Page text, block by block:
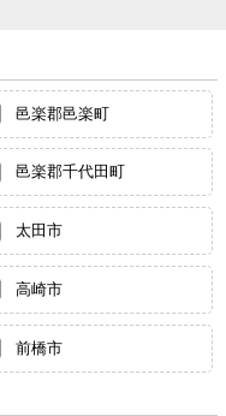
邑楽郡邑楽町
邑楽郡千代田町
太田市
高崎市
前橋市